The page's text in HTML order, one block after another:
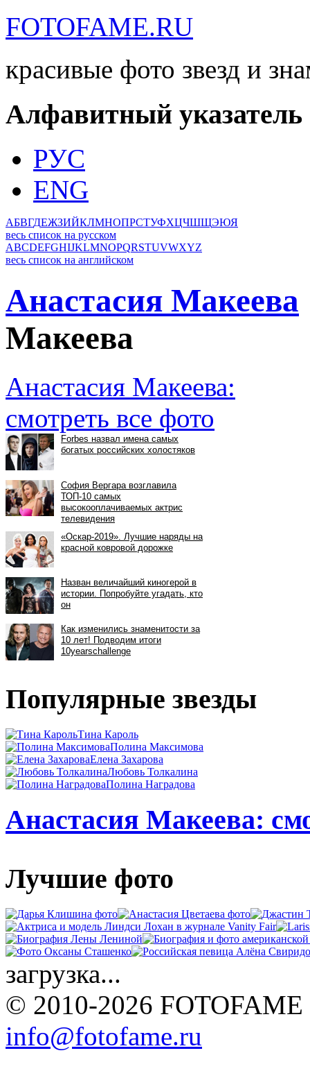
FOTOFAME.RU
красивые фото звезд и
Алфавитный указатель
РУС
ENG
АБВГДЕЖЗИЙКЛМНОПРСТУФХЦЧШЩЭЮЯ
весь список на русском
ABCDEFGHIJKLMNOPQRSTUVWXYZ
весь список на английском
Анастасия Макеева
Макеева
Анастасия Макеева:
смотреть все фото
Популярные звезды
Тина Кароль
Полина Максимова
Елена Захарова
Любовь Толкалина
Полина Наградова
Анастасия Макеева:
Лучшие фото
загрузка...
© 2010-2026 FOTOFAME
info@fotofame.ru